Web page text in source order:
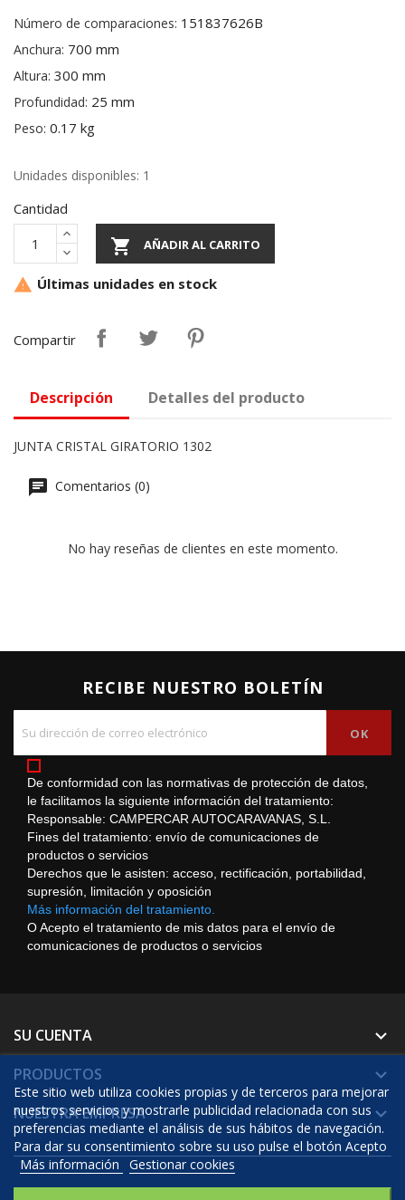
Número de comparaciones: 151837626B
Anchura: 700 mm
Altura: 300 mm
Profundidad: 25 mm
Peso: 0.17 kg
Unidades disponibles: 1
Cantidad
 AÑADIR AL CARRITO
 Últimas unidades en stock
Compartir
Descripción Detalles del producto
JUNTA CRISTAL GIRATORIO 1302
Comentarios (0)
No hay reseñas de clientes en este momento.
RECIBE NUESTRO BOLETÍN
De conformidad con las normativas de protección de datos,
le facilitamos la siguiente información del tratamiento:
Responsable: CAMPERCAR AUTOCARAVANAS, S.L.
Fines del tratamiento: envío de comunicaciones de
productos o servicios
Derechos que le asisten: acceso, rectificación, portabilidad,
supresión, limitación y oposición
Más información del tratamiento.
O Acepto el tratamiento de mis datos para el envío de
comunicaciones de productos o servicios
SU CUENTA 
PRODUCTOS 
NUESTRA EMPRESA 
Este sitio web utiliza cookies propias y de terceros para mejorar
nuestros servicios y mostrarle publicidad relacionada con sus
preferencias mediante el análisis de sus hábitos de navegación.
Para dar su consentimiento sobre su uso pulse el botón Acepto
Más información
Gestionar cookies
© 2026 - Software Ecommerce desarrollado por Prestashop™